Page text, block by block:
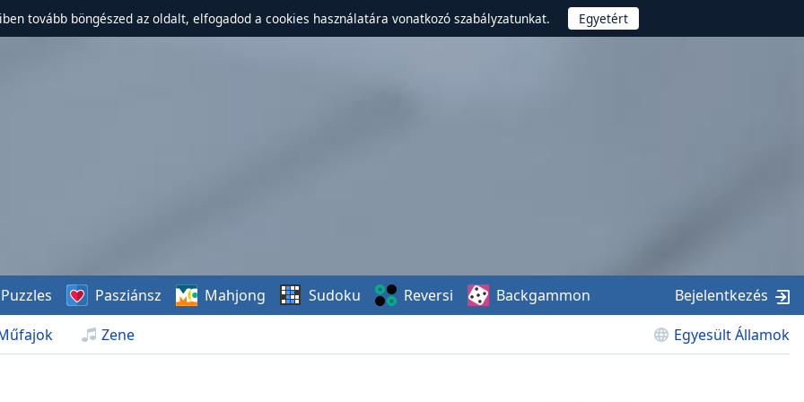
tovább böngészed az oldalt, elfogadod a cookies használatára vonatkozó szabályzatunkat.
Zene Egyesült Államok
Puzzles Pasziánsz Mahjong Sudoku Reversi Backgammon Bejelentkezés